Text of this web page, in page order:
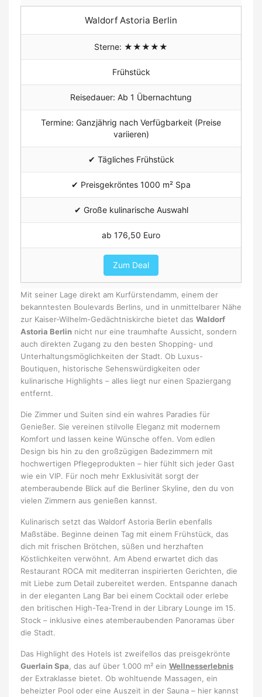
Waldorf Astoria Berlin
Sterne: ★★★★★
Frühstück
Reisedauer: Ab 1 Übernachtung
Termine: Ganzjährig nach Verfügbarkeit (Preise
variieren)
✔ Tägliches Frühstück
✔ Preisgekröntes 1000 m² Spa
✔ Große kulinarische Auswahl
ab 176,50 Euro
Zum Deal
Mit seiner Lage direkt am Kurfürstendamm, einem der
bekanntesten Boulevards Berlins, und in unmittelbarer Nähe
zur Kaiser-Wilhelm-Gedächtniskirche bietet das Waldorf
Astoria Berlin nicht nur eine traumhafte Aussicht, sondern
auch direkten Zugang zu den besten Shopping- und
Unterhaltungsmöglichkeiten der Stadt. Ob Luxus-
Boutiquen, historische Sehenswürdigkeiten oder
kulinarische Highlights – alles liegt nur einen Spaziergang
entfernt.
Die Zimmer und Suiten sind ein wahres Paradies für
Genießer. Sie vereinen stilvolle Eleganz mit modernem
Komfort und lassen keine Wünsche offen. Vom edlen
Design bis hin zu den großzügigen Badezimmern mit
hochwertigen Pflegeprodukten – hier fühlt sich jeder Gast
wie ein VIP. Für noch mehr Exklusivität sorgt der
atemberaubende Blick auf die Berliner Skyline, den du von
vielen Zimmern aus genießen kannst.
Kulinarisch setzt das Waldorf Astoria Berlin ebenfalls
Maßstäbe. Beginne deinen Tag mit einem Frühstück, das
dich mit frischen Brötchen, süßen und herzhaften
Köstlichkeiten verwöhnt. Am Abend erwartet dich das
Restaurant ROCA mit mediterran inspirierten Gerichten, die
mit Liebe zum Detail zubereitet werden. Entspanne danach
in der eleganten Lang Bar bei einem Cocktail oder erlebe
den britischen High-Tea-Trend in der Library Lounge im 15.
Stock – inklusive eines atemberaubenden Panoramas über
die Stadt.
Das Highlight des Hotels ist zweifellos das preisgekrönte
Guerlain Spa , das auf über 1.000 m² ein Wellnesserlebnis
der Extraklasse bietet. Ob wohltuende Massagen, ein
beheizter Pool oder eine Auszeit in der Sauna – hier kannst